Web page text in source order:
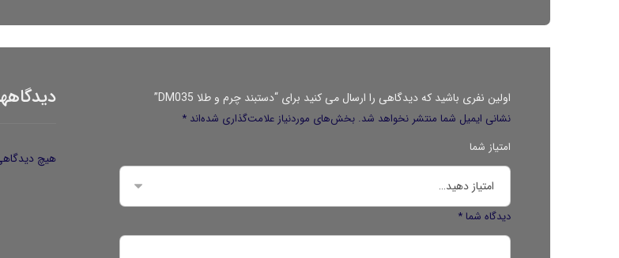
هیچ
اولین نفری باشید که دیدگاهی را ارسال می کنید برای “دستبند چرم و طلا DM035”
نشانی ایمیل شما منتشر نخواهد شد. بخش‌های موردنیاز علامت‌گذاری شده‌اند *
امتیاز شما
دیدگاه شما *